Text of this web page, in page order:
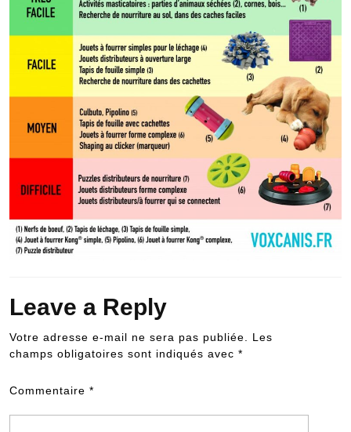
Leave a Reply
Votre adresse e-mail ne sera pas publiée.
Les
champs obligatoires sont indiqués avec *
Commentaire *